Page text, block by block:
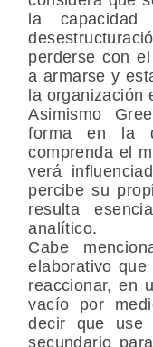
la
perderse con
a armarse y
la organización
Asimismo
forma en la
comprenda el
verá
percibe su
resulta
analítico.
Cabe
elaborativo
reaccionar, en
vacío por
decir que use
secundario